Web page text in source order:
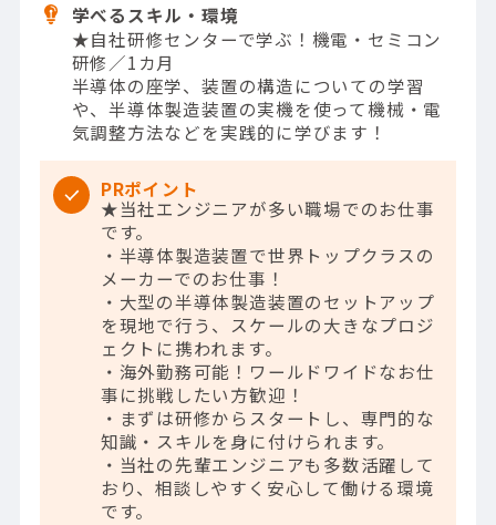
学べるスキル・環境
★自社研修センターで学ぶ！機電・セミコン
研修／1カ月
半導体の座学、装置の構造についての学習
や、半導体製造装置の実機を使って機械・電
気調整方法などを実践的に学びます！
PRポイント
★当社エンジニアが多い職場でのお仕事
です。
・半導体製造装置で世界トップクラスの
メーカーでのお仕事！
・大型の半導体製造装置のセットアップ
を現地で行う、スケールの大きなプロジ
ェクトに携われます。
・海外勤務可能！ワールドワイドなお仕
事に挑戦したい方歓迎！
・まずは研修からスタートし、専門的な
知識・スキルを身に付けられます。
・当社の先輩エンジニアも多数活躍して
おり、相談しやすく安心して働ける環境
です。